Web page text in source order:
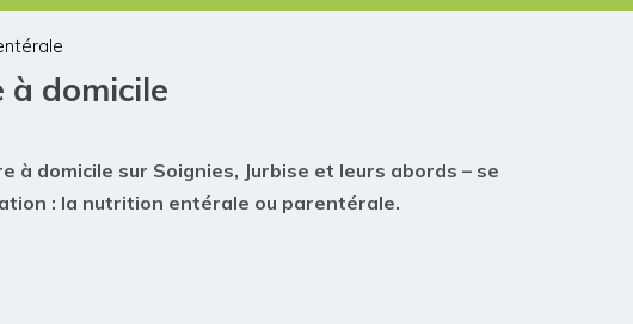
domicile
à domicile sur Soignies, Jurbise et leurs abords – se
: la nutrition entérale ou parentérale.